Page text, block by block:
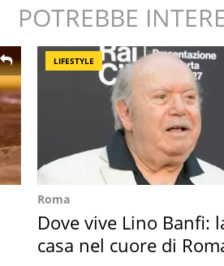
POTREBBE
LIFESTYLE
Roma
Dove vive Lino Banfi:
casa nel cuore di